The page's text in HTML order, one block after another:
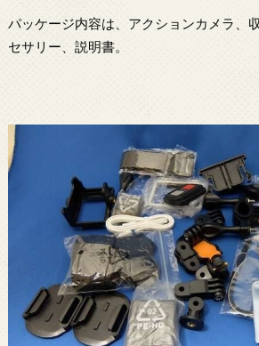
パッケージ内容は、アクションカメラ、
セサリー、説明書。